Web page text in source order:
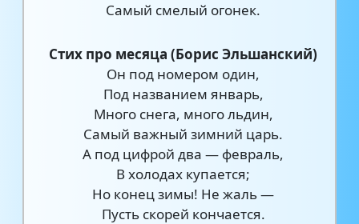
Самый смелый огонек.
Стих про месяца (Борис Эльшанский)
Он под номером один,
Под названием январь,
Много снега, много льдин,
Самый важный зимний царь.
А под цифрой два — февраль,
В холодах купается;
Но конец зимы! Не жаль —
Пусть скорей кончается.